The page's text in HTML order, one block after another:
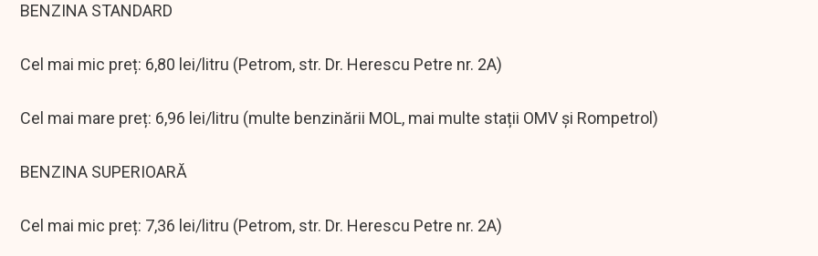
BENZINA STANDARD
Cel mai mic preț: 6,80 lei/litru (Petrom, str. Dr. Herescu Petre nr. 2A)
Cel mai mare preț: 6,96 lei/litru (multe benzinării MOL, mai multe stații OMV și Rompetrol)
BENZINA SUPERIOARĂ
Cel mai mic preț: 7,36 lei/litru (Petrom, str. Dr. Herescu Petre nr. 2A)